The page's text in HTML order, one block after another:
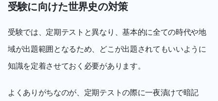
受験に向けた世界史の対策
受験では、定期テストと異なり、基本的に全ての時代や地
域が出題範囲となるため、どこが出題されてもいいように
知識を定着させておく必要があります。
よくありがちなのが、定期テストの際に一夜漬けで暗記